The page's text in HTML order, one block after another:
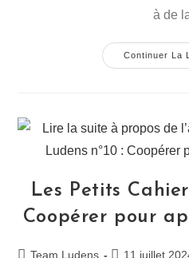
à de
Continuer La
Les Petits
Coopérer pour
Team Ludens 11 juillet